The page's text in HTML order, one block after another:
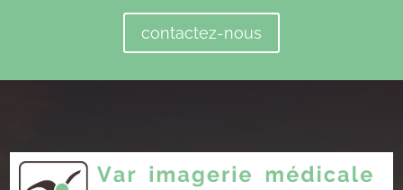
contactez-nous